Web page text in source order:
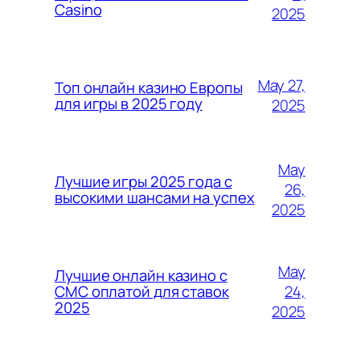
Casino
2025
Топ онлайн казино Европы
для игры в 2025 году
May 27,
2025
Лучшие игры 2025 года с
высокими шансами на успех
May
26,
2025
Лучшие онлайн казино с
СМС оплатой для ставок
2025
May
24,
2025